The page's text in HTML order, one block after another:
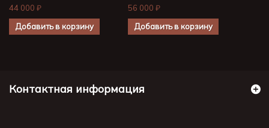
44 000 ₽
Добавить в корзину
56 000 ₽
Добавить в корзину
Контактная информация